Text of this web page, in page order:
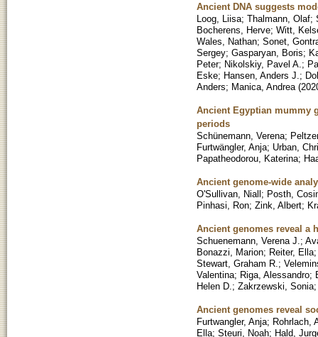
Ancient DNA suggests
Loog, Liisa; Thalmann, Olaf;
Bocherens, Herve; Witt,
Wales, Nathan; Sonet,
Sergey; Gasparyan, Boris;
Peter; Nikolskiy, Pavel A. ;
Eske; Hansen, Anders J. ;
Anders; Manica, Andrea (
Ancient Egyptian mummy
periods
Schünemann, Verena;
Furtwängler, Anja; Urban,
Papatheodorou, Katerina;
Ancient genome-wide
O'Sullivan, Niall; Posth,
Pinhasi, Ron; Zink, Albert;
Ancient genomes reveal a
Schuenemann, Verena J. ;
Bonazzi, Marion; Reiter, Ella
Stewart, Graham R. ;
Valentina; Riga, Alessandro;
Helen D. ; Zakrzewski, Sonia
Ancient genomes reveal
Furtwangler, Anja; Rohrlach,
Ella; Steuri, Noah; Hald,